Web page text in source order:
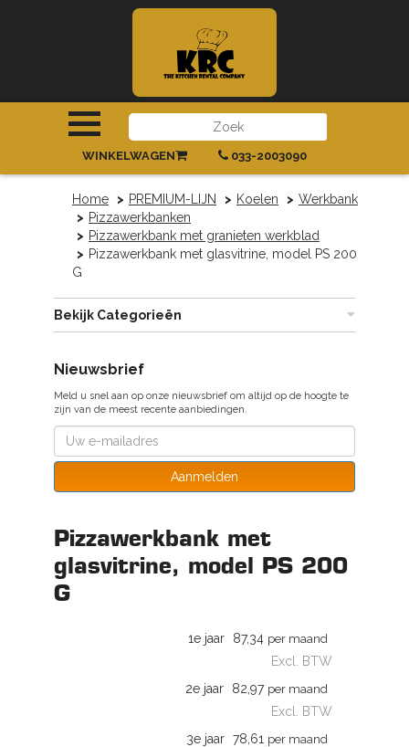
INLOGGEN|REGISTREREN
033-2003090
WINKELWAGEN
Home PREMIUM-LIJN Koelen
Werkbank
Pizzawerkbanken
Pizzawerkbank met granieten werkblad
Pizzawerkbank met glasvitrine, model PS 200
G
Bekijk Categorieën
Nieuwsbrief
Meld u snel aan op onze nieuwsbrief om altijd op de hoogte te
zijn van de meest recente aanbiedingen.
Aanmelden
Pizzawerkbank met
glasvitrine, model PS 200
G
1e jaar 87,34 per maand
Excl. BTW
2e jaar
82,97 per maand
Excl. BTW
3e jaar 78,61 per maand